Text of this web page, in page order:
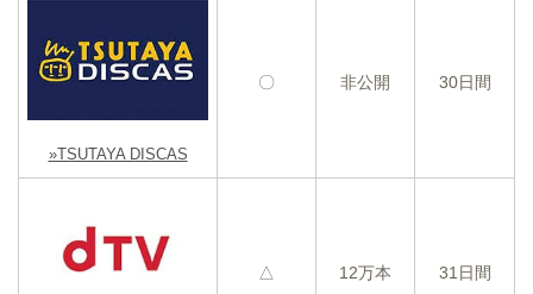
»TSUTAYA DISCAS
〇 非公開 30日間
△ 12万本 31日間